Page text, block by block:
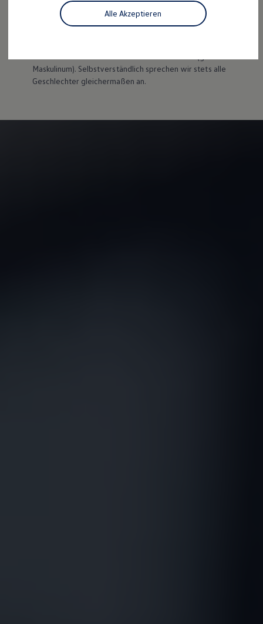
Disclaimer von Volkswagen AG
Maskulinum). Selbstverständlich sprechen wir stets alle
Geschlechter gleichermaßen an.
Alle Akzeptieren